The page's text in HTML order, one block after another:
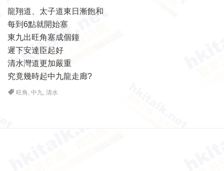
龍翔道、太子道東日漸飽和
每到6點就開始塞
東九出旺角塞成個鐘
遲下安達臣起好
清水灣道更加嚴重
究竟幾時起中九龍走廊?
旺角 ,中九,清水